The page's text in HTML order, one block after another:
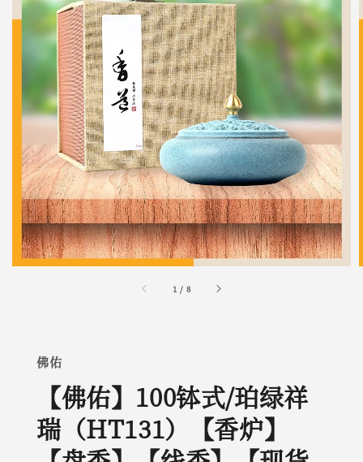
1 / 8
佛佑
【佛佑】100钵式/珀绿祥
瑞（HT131）【香炉】